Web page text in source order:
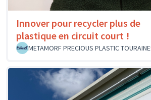
Innover pour recycler plus de
plastique en circuit court !
METAMORF PRECIOUS PLASTIC TOURAINE